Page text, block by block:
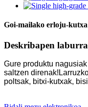
Goi-mailako erloju-
Deskribapen
Gure produktu
saltzen
poltsak, bitxi-kutxak,